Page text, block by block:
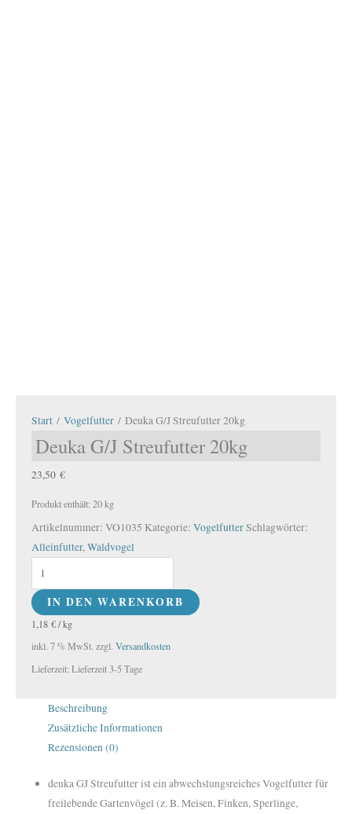
Start / Vogelfutter / Deuka G/J Streufutter 20kg
Deuka G/J Streufutter 20kg
23,50 €
Produkt enthält: 20kg
Artikelnummer: VO1035 Kategorie: VogelfutterSchlagwörter:
Alleinfutter,Waldvogel
IN DEN WARENKORB
1,18 €/kg
inkl. 7 % MwSt. zzgl. Versandkosten
Lieferzeit:Lieferzeit 3-5 Tage
Beschreibung
Zusätzliche Informationen
Rezensionen (0)
deuka GJ Streufutter ist ein abwechslungsreiches Vogelfutter für
freilebende Gartenvögel (z. B. Meisen, Finken, Sperlinge,